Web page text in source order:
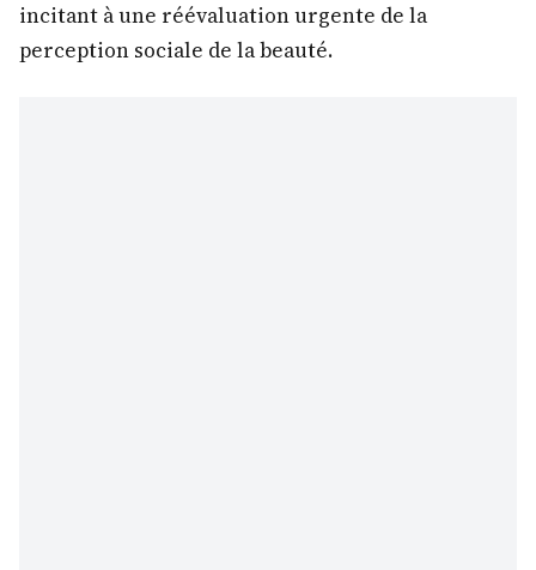
incitant à une réévaluation urgente de la
perception sociale de la beauté.